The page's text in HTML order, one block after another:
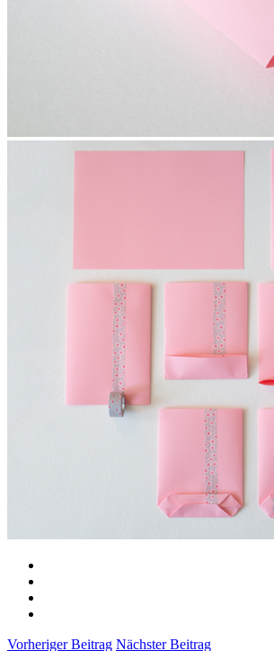
Vorheriger Beitrag Nächster Beitrag